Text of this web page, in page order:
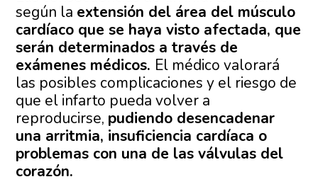
según la extensión del área del músculo
cardíaco que se haya visto afectada, que
serán determinados a través de
exámenes médicos. El médico valorará
las posibles complicaciones y el riesgo de
que el infarto pueda volver a
reproducirse, pudiendo desencadenar
una arritmia, insuficiencia cardíaca o
problemas con una de las válvulas del
corazón.